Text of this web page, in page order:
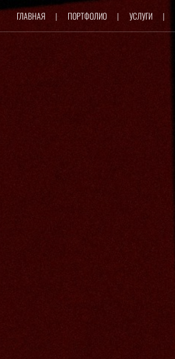
ГЛАВНАЯ ПОРТФОЛИО УСЛУГИ